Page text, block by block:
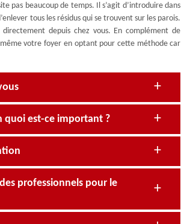
pas beaucoup de temps. Il s’agit d’introduire dans
tous les résidus qui se trouvent sur les parois.
depuis chez vous. En complément de
votre foyer en optant pour cette méthode car
quoi est-ce important ?
professionnels pour le